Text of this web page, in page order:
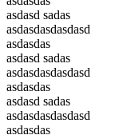
asdasd sadas
asdasdasdasdasd
asdasdas
asdasd sadas
asdasdasdasdasd
asdasdas
asdasd sadas
asdasdasdasdasd
asdasdas